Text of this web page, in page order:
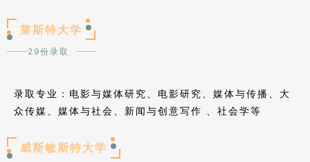
莱斯特大学
29份录取
录取专业： 电影与媒体研究、电影研究、媒体与传播、大
众传媒、媒体与社会、新闻与创意写作 、社会学等
威斯敏斯特大学